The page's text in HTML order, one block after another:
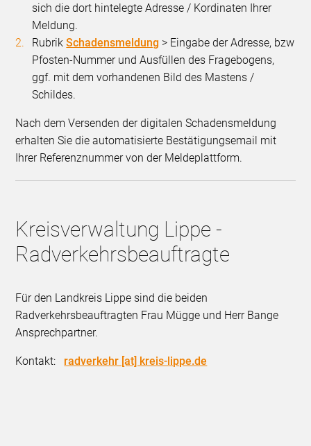
sich die dort hintelegte Adresse / Kordinaten Ihrer
Meldung.
RubrikSchadensmeldung > Eingabe der Adresse, bzw
Pfosten-Nummer und Ausfüllen des Fragebogens,
ggf. mit dem vorhandenen Bild des Mastens /
Schildes.
Nach dem Versenden der digitalen Schadensmeldung
erhalten Sie die automatisierte Bestätigungsemail mit
Ihrer Referenznummer von der Meldeplattform.
Kreisverwaltung Lippe -
Radverkehrsbeauftragte
Für den Landkreis Lippe sind die beiden
Radverkehrsbeauftragten Frau Mügge und Herr Bange
Ansprechpartner.
Kontakt: radverkehr [at] kreis-lippe.de